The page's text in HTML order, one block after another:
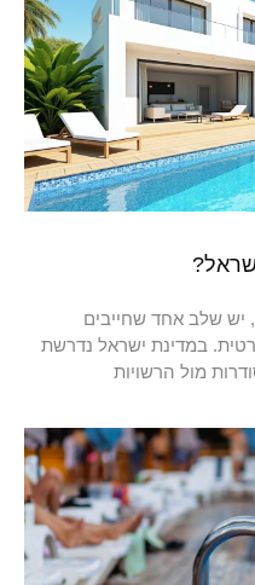
יש שלב אחד שחייבים
במדינת ישראל נדרשת
מול הרשויות